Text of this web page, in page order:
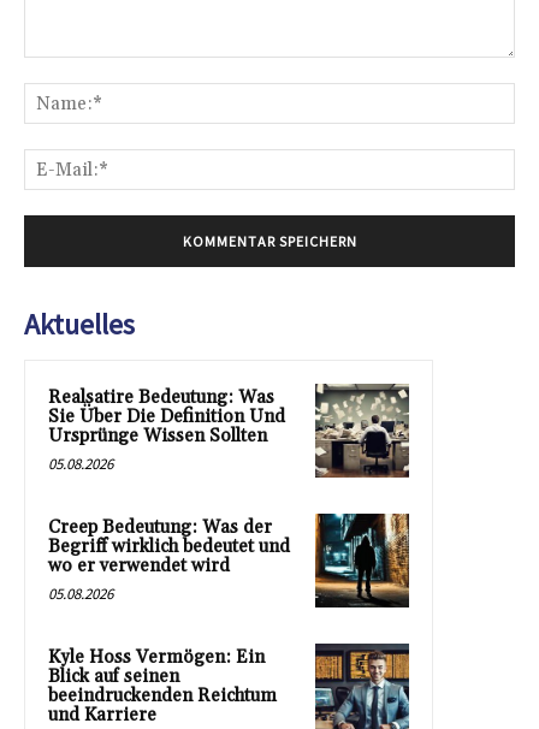
Aktuelles
Realsatire Bedeutung: Was
Sie Über Die Definition Und
Ursprünge Wissen Sollten
05.08.2026
Creep Bedeutung: Was der
Begriff wirklich bedeutet und
wo er verwendet wird
05.08.2026
Kyle Hoss Vermögen: Ein
Blick auf seinen
beeindruckenden Reichtum
und Karriere